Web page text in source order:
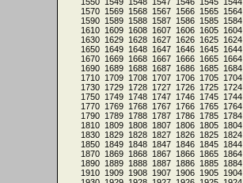
1564
1565
1566
1567
1568
1569
1570
1584
1585
1586
1587
1588
1589
1590
1604
1605
1606
1607
1608
1609
1610
1624
1625
1626
1627
1628
1629
1630
1644
1645
1646
1647
1648
1649
1650
1664
1665
1666
1667
1668
1669
1670
1684
1685
1686
1687
1688
1689
1690
1704
1705
1706
1707
1708
1709
1710
1724
1725
1726
1727
1728
1729
1730
1744
1745
1746
1747
1748
1749
1750
1764
1765
1766
1767
1768
1769
1770
1784
1785
1786
1787
1788
1789
1790
1804
1805
1806
1807
1808
1809
1810
1824
1825
1826
1827
1828
1829
1830
1844
1845
1846
1847
1848
1849
1850
1864
1865
1866
1867
1868
1869
1870
1884
1885
1886
1887
1888
1889
1890
1904
1905
1906
1907
1908
1909
1910